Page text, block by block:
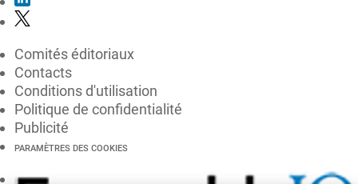
Comités éditoriaux
Contacts
Conditions d'utilisation
Politique de confidentialité
Publicité
PARAMÈTRES DES COOKIES